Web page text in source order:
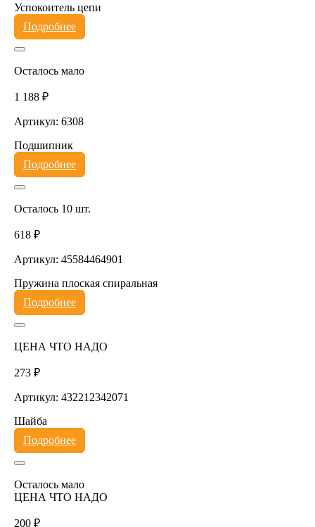
Успокоитель цепи
Подробнее
Осталось мало
1 188 ₽
Артикул: 6308
Подшипник
Подробнее
Осталось 10 шт.
618 ₽
Артикул: 45584464901
Пружина плоская спиральная
Подробнее
ЦЕНА ЧТО НАДО
273 ₽
Артикул: 432212342071
Шайба
Подробнее
Осталось мало
ЦЕНА ЧТО НАДО
200 ₽